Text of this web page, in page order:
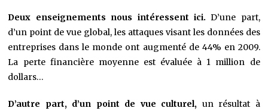
Deux enseignements nous intéressent ici. D’une part,
d’un point de vue global, les attaques visant les données des
entreprises dans le monde ont augmenté de 44% en 2009.
La perte financière moyenne est évaluée à 1 million de
dollars…
D’autre part, d’un point de vue culturel, un résultat à